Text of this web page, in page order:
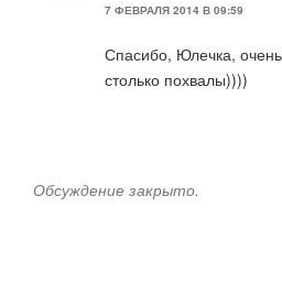
7 ФЕВРАЛЯ 2014 В 09:59
Спасибо, Юлечка,
столько похвалы))))
Обсуждение закрыто.